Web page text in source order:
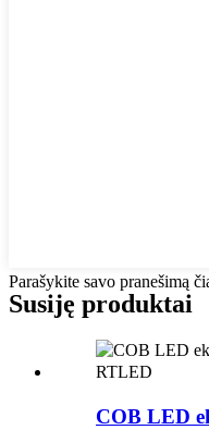
Parašykite savo pranešimą
Susiję produktai
COB LED